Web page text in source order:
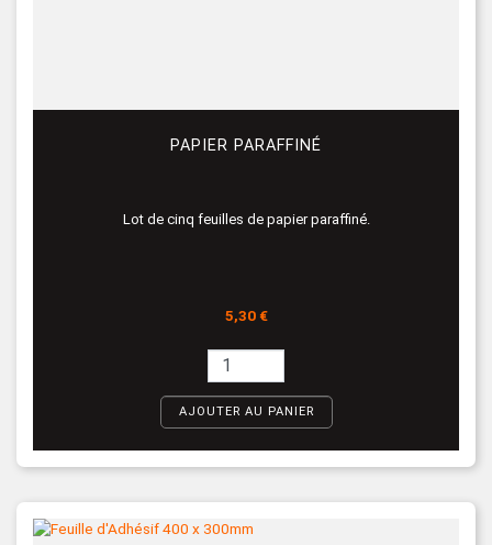
PAPIER PARAFFINÉ
Lot de cinq feuilles de papier paraffiné.
Prix
5,30 €
AJOUTER AU PANIER